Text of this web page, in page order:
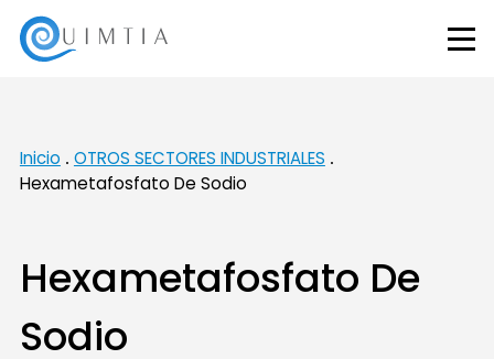
Inicio
OTROS SECTORES INDUSTRIALES
Hexametafosfato De Sodio
Hexametafosfato De
Sodio